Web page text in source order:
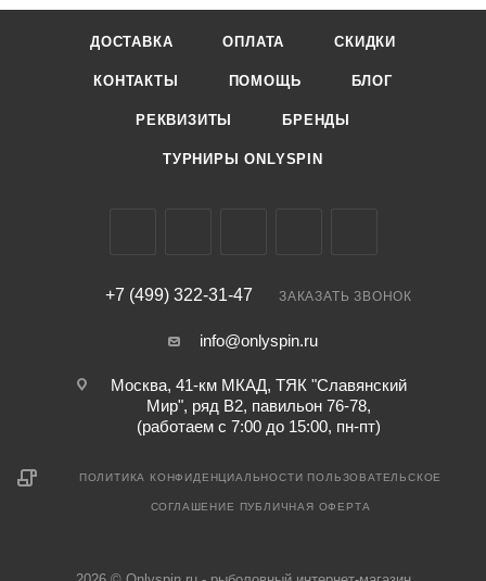
ДОСТАВКА ОПЛАТА СКИДКИ
КОНТАКТЫ ПОМОЩЬ БЛОГ
РЕКВИЗИТЫ БРЕНДЫ
ТУРНИРЫ ONLYSPIN
+7 (499) 322-31-47 ЗАКАЗАТЬ ЗВОНОК
info@onlyspin.ru
Москва, 41-км МКАД, ТЯК "Славянский
Мир", ряд В2, павильон 76-78,
(работаем с 7:00 до 15:00, пн-пт)
ПОЛИТИКА КОНФИДЕНЦИАЛЬНОСТИ ПОЛЬЗОВАТЕЛЬСКОЕ
СОГЛАШЕНИЕ ПУБЛИЧНАЯ ОФЕРТА